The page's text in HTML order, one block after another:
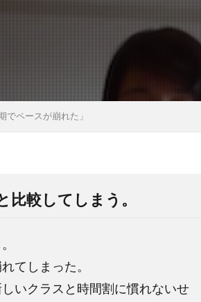
でペースが崩れた」
較してしまう。
てしまった。
いクラスと時間割に慣れないせ